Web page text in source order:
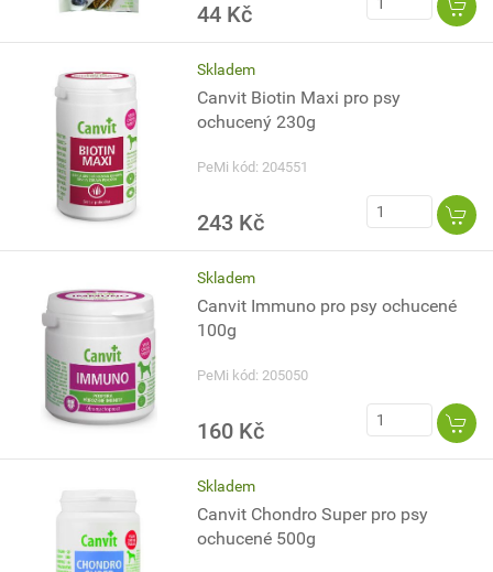
44 Kč
Skladem
Canvit Biotin Maxi pro psy
ochucený 230g
PeMi kód: 204551
243 Kč
Skladem
Canvit Immuno pro psy ochucené
100g
PeMi kód: 205050
160 Kč
Skladem
Canvit Chondro Super pro psy
ochucené 500g